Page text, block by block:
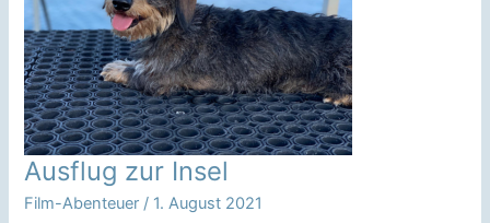
Ausflug zur Insel
Film-Abenteuer / 1. August 2021